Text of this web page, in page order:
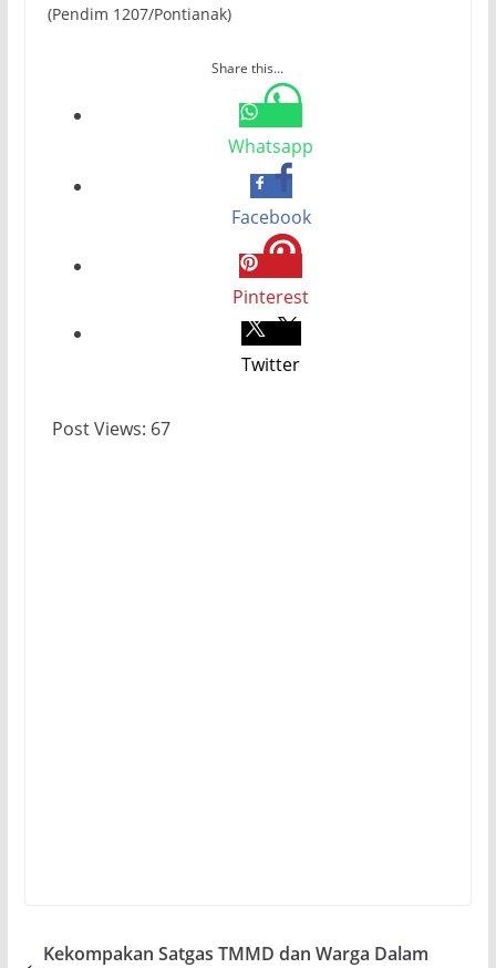
(Pendim 1207/Pontianak)
Share this...
Whatsapp
Facebook
Pinterest
Twitter
Post Views: 67
Kekompakan Satgas TMMD dan Warga Dalam